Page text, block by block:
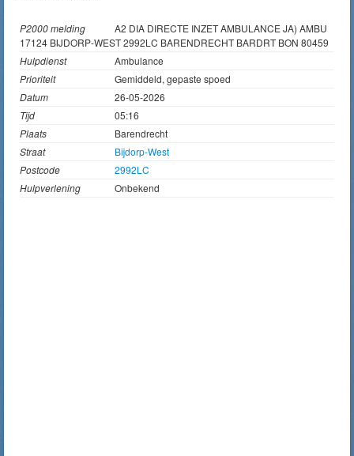
P2000 melding
A2 DIA DIRECTE INZET AMBULANCE JA) AMBU
17124 BIJDORP-WEST 2992LC BARENDRECHT BARDRT BON 80459
Hulpdienst
Ambulance
Prioriteit
Gemiddeld, gepaste spoed
Datum
26-05-2026
Tijd
05:16
Plaats
Barendrecht
Straat
Bijdorp-West
Postcode
2992LC
Hulpverlening
Onbekend